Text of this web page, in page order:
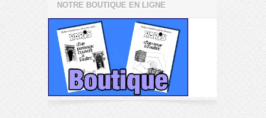
NOTRE BOUTIQUE EN LIGNE